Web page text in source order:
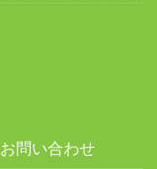
お問い合わせ